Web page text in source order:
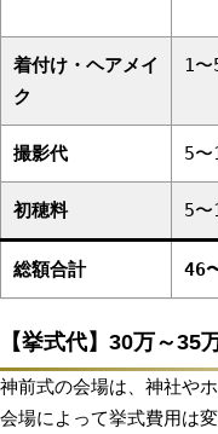
着付け・ヘアメイ
ク
1
撮影代 5
初穂料 5
総額合計 46
【挙式代】30万～35
神前式の会場は、神社や
会場によって挙式費用は